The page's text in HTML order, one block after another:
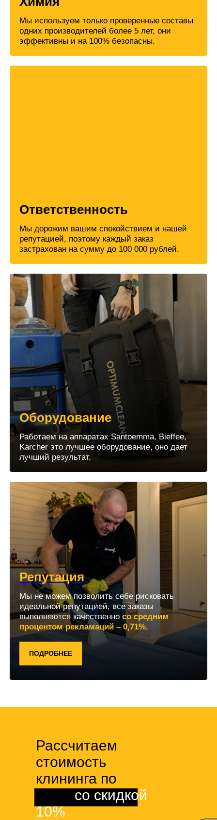
Мы используем только проверенные составы
одних производителей более 5 лет, они
эффективны и на 100% безопасны.
Ответственность
Мы дорожим вашим спокойствием и нашей
репутацией, поэтому каждый заказ
застрахован на сумму до 100 000 рублей.
Оборудование
Работаем на аппаратах Santoemma, Bieffee,
Karcher это лучшее оборудование, оно дает
лучший результат.
Репутация
Мы не можем позволить себе рисковать
идеальной репутацией, все заказы
выполняются качественно со средним
процентом рекламаций – 0,71%.
ПОДРОБНЕЕ
Рассчитаем
стоимость
клининга по
со скидкой
10%